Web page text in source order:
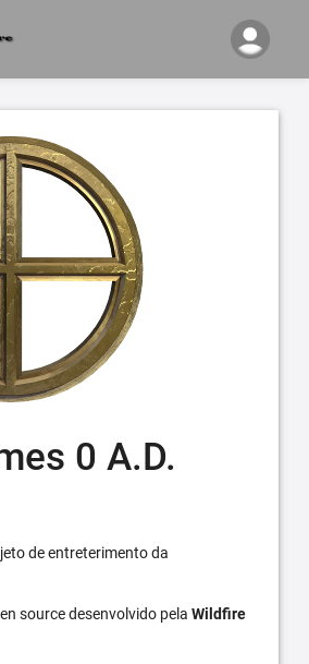
0 A.D.
de entreterimento da
source desenvolvido pela Wildfire